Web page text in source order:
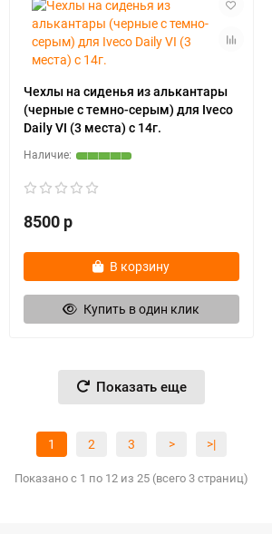
Чехлы на сиденья из алькантары
(черные с темно-серым) для Iveco
Daily VI (3 места) с 14г.
8500 р
В корзину
Купить в один клик
Показать еще
1 2 3 > >|
Показано с 1 по 12 из 25 (всего 3 страниц)